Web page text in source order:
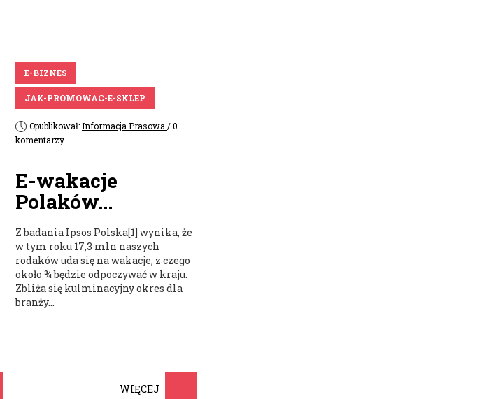
E-BIZNES
JAK-PROMOWAC-E-SKLEP
Opublikował:Informacja Prasowa / 0
komentarzy
E-wakacje
Polaków...
Z badania Ipsos Polska[1] wynika, że
w tym roku 17,3 mln naszych
rodaków uda się na wakacje, z czego
około ¾ będzie odpoczywać w kraju.
Zbliża się kulminacyjny okres dla
branży...
WIĘCEJ